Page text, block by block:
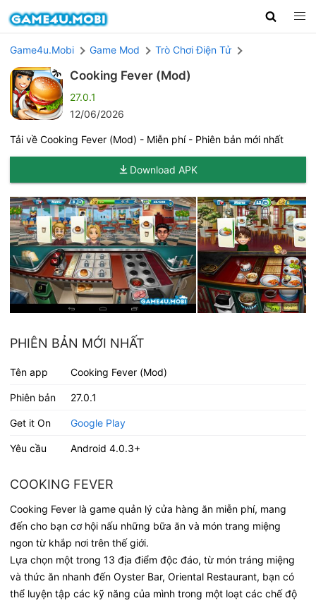
Game4u.Mobi Game Mod Trò Chơi Điện Tử
Cooking Fever (Mod)
27.0.1
12/06/2026
Tải về Cooking Fever (Mod) - Miễn phí - Phiên bản mới nhất
Download APK
PHIÊN BẢN MỚI NHẤT
Tên app Cooking Fever (Mod)
Phiên bản 27.0.1
Get it On Google Play
Yêu cầu Android 4.0.3+
COOKING FEVER
Cooking Fever là game quản lý cửa hàng ăn miễn phí, mang
đến cho bạn cơ hội nấu những bữa ăn và món trang miệng
ngon từ khắp nơi trên thế giới.
Lựa chọn một trong 13 địa điểm độc đáo, từ món tráng miệng
và thức ăn nhanh đến Oyster Bar, Oriental Restaurant, bạn có
thể luyện tập các kỹ năng của mình trong một loạt các chế độ